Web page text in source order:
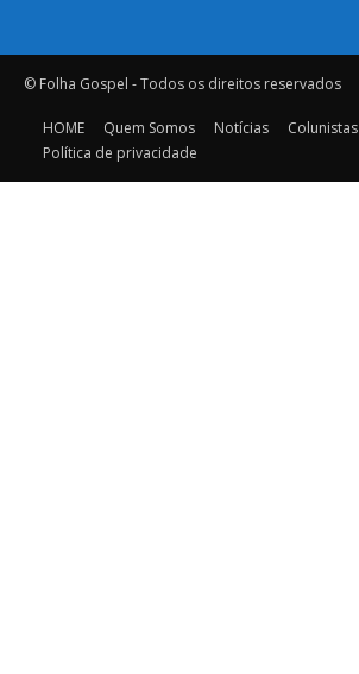
© Folha Gospel - Todos os direitos reservados
HOME Quem Somos Notícias Colunistas
Política de privacidade